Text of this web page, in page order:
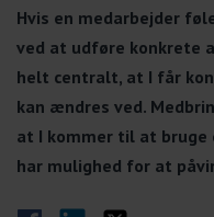
Hvis en medarbejder
ved at udføre konkrete
helt centralt, at I får
kan ændres ved.
at I kommer til at bruge
har mulighed for at